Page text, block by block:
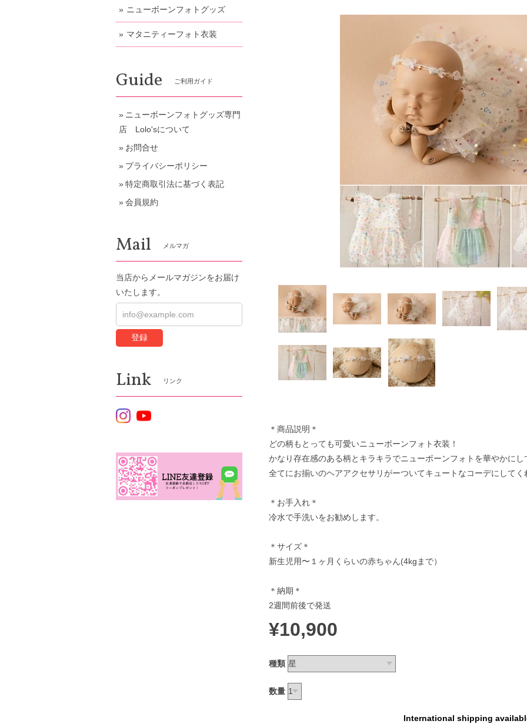
＊商品説明＊
どの柄もとっても可愛いニューボーンフォト衣装！
かなり存在感のある柄とキラキラでニューボーンフォトを華やかにし
全てにお揃いのヘアアクセサリがーついてキュートなコーデにしてく
＊お手入れ＊
冷水で手洗いをお勧めします。
＊サイズ＊
新生児用〜１ヶ月くらいの赤ちゃん(4kgまで）
＊納期＊
2週間前後で発送
¥10,900
種類
数量
International shipping
ニューボーンフォトグッズ
マタニティーフォト衣装
Guide ご利用ガイド
ニューボーンフォトグッズ専門
店 Lolo'sについて
お問合せ
プライバシーポリシー
特定商取引法に基づく表記
会員規約
Mail メルマガ
当店からメールマガジンをお届け
いたします。
登録
Link リンク